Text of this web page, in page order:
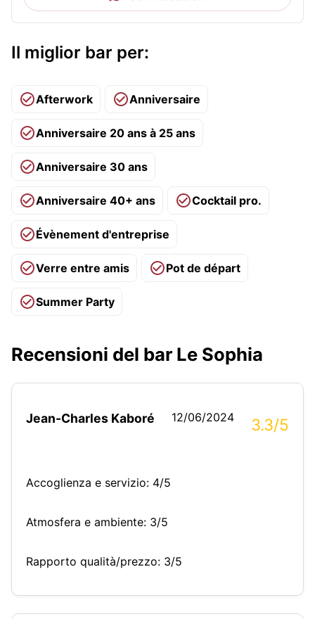
Il miglior bar per:
Afterwork Anniversaire
Anniversaire 20 ans à 25 ans
Anniversaire 30 ans
Anniversaire 40+ ans Cocktail pro.
Évènement d'entreprise
Verre entre amis Pot de départ
Summer Party
Recensioni del bar Le Sophia
Jean-Charles Kaboré 12/06/2024 3.3/5
Accoglienza e servizio: 4/5
Atmosfera e ambiente: 3/5
Rapporto qualità/prezzo: 3/5